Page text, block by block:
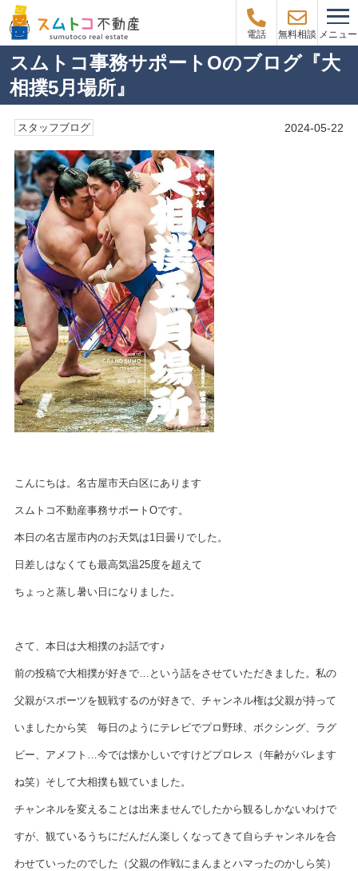
電話 無料相談 メニュー
スムトコ事務サポートOのブログ『大
相撲5月場所』
スタッフブログ 2024-05-22
こんにちは。名古屋市天白区にあります
スムトコ不動産事務サポートOです。
本日の名古屋市内のお天気は1日曇りでした。
日差しはなくても最高気温25度を超えて
ちょっと蒸し暑い日になりました。
さて、本日は大相撲のお話です♪
前の投稿で大相撲が好きで…という話をさせていただきました。私の
父親がスポーツを観戦するのが好きで、チャンネル権は父親が持って
いましたから笑 毎日のようにテレビでプロ野球、ボクシング、ラグ
ビー、アメフト…今では懐かしいですけどプロレス（年齢がバレます
ね笑） そして大相撲も観ていました。
チャンネルを変えることは出来ませんでしたから観るしかないわけで
すが、観ているうちにだんだん楽しくなってきて自らチャンネルを合
わせていったのでした（父親の作戦にまんまとハマったのかしら笑）